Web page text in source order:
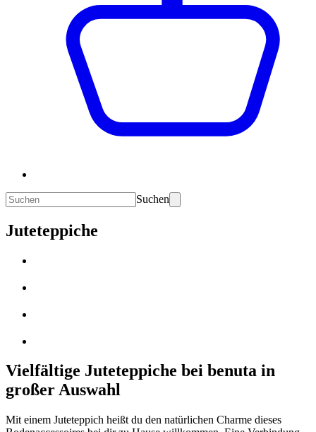
Suchen
Juteteppiche
Vielfältige Juteteppiche bei benuta in
großer Auswahl
Mit einem Juteteppich heißt du den natürlichen Charme dieses